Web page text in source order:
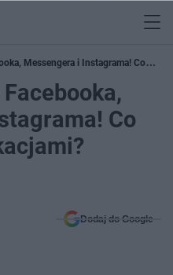
Messengera i Instagrama! Co
Co
Dodaj do Google